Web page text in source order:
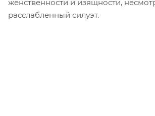
женственности и изящности,
расслабленный силуэт.